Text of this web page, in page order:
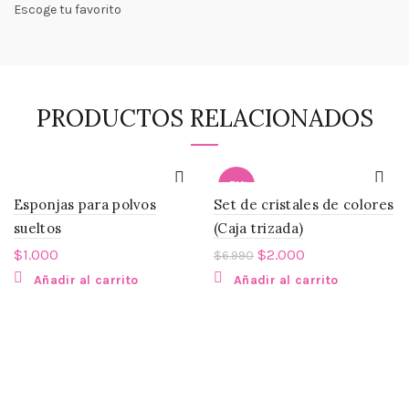
Escoge tu favorito
PRODUCTOS RELACIONADOS
Esponjas para polvos
sueltos
$1.000
Añadir al carrito
-71%
Set de cristales de colores
(Caja trizada)
$6.990 $2.000
Añadir al carrito